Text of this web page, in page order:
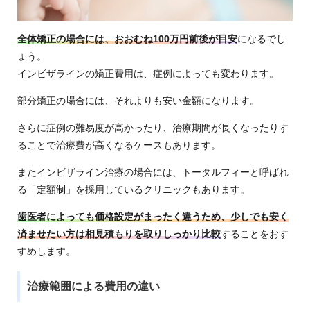
全体矯正の場合には、おおむね100万円前後が目安になるでし
ょう。
インビザラインの矯正費用は、症例によっても変わります。
部分矯正の場合には、それよりも安い金額になります。
さらに症例の難易度が高かったり、治療期間が長くなったりす
ることで治療費が高くなるケースもあります。
またインビザライン治療の場合には、トータルフィーと呼ばれ
る「定額制」を採用しているクリニックもあります。
歯医者によっても価格設定がまったく違うため、少しでも安く
済ませたい方は相見積もりを取りしっかり比較することをおす
すめします。
治療範囲による費用の違い